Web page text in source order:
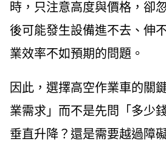
時，只注意高度與價格，卻
後可能發生設備進不去、伸
業效率不如預期的問題。
因此，選擇高空作業車的關
業需求」而不是先問「多少
垂直升降？還是需要越過障